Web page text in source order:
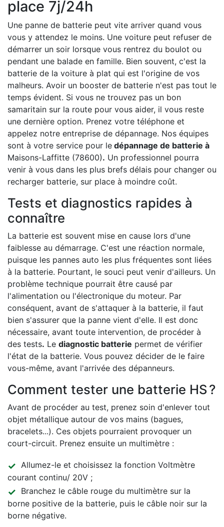
place 7j/24h
Une panne de batterie peut vite arriver quand vous
vous y attendez le moins. Une voiture peut refuser de
démarrer un soir lorsque vous rentrez du boulot ou
pendant une balade en famille. Bien souvent, c'est la
batterie de la voiture à plat qui est l'origine de vos
malheurs. Avoir un booster de batterie n'est pas tout le
temps évident. Si vous ne trouvez pas un bon
samaritain sur la route pour vous aider, il vous reste
une dernière option. Prenez votre téléphone et
appelez notre entreprise de dépannage. Nos équipes
sont à votre service pour le dépannage de batterie à
Maisons-Laffitte (78600). Un professionnel pourra
venir à vous dans les plus brefs délais pour changer ou
recharger batterie, sur place à moindre coût.
Tests et diagnostics rapides à
connaître
La batterie est souvent mise en cause lors d'une
faiblesse au démarrage. C'est une réaction normale,
puisque les pannes auto les plus fréquentes sont liées
à la batterie. Pourtant, le souci peut venir d'ailleurs. Un
problème technique pourrait être causé par
l'alimentation ou l'électronique du moteur. Par
conséquent, avant de s'attaquer à la batterie, il faut
bien s'assurer que la panne vient d'elle. Il est donc
nécessaire, avant toute intervention, de procéder à
des tests. Le diagnostic batterie permet de vérifier
l'état de la batterie. Vous pouvez décider de le faire
vous-même, avant l'arrivée des dépanneurs.
Comment tester une batterie HS ?
Avant de procéder au test, prenez soin d'enlever tout
objet métallique autour de vos mains (bagues,
bracelets...). Ces objets pourraient provoquer un
court-circuit. Prenez ensuite un multimètre :
Allumez-le et choisissez la fonction Voltmètre
courant continu/ 20V ;
Branchez le câble rouge du multimètre sur la
borne positive de la batterie, puis le câble noir sur la
borne négative.